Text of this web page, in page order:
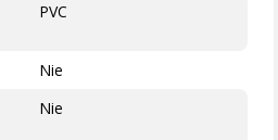
PVC
Nie
Nie